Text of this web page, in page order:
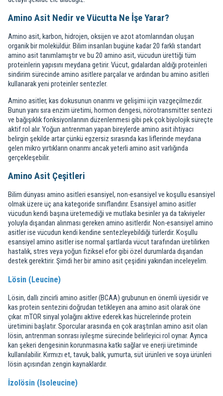
Amino Asit Nedir ve Vücutta Ne İşe Yarar?
Amino asit, karbon, hidrojen, oksijen ve azot atomlarından oluşan
organik bir moleküldür. Bilim insanları bugüne kadar 20 farklı standart
amino asit tanımlamıştır ve bu 20 amino asit, vücudun ürettiği tüm
proteinlerin yapısını meydana getirir. Vücut, gıdalardan aldığı proteinleri
sindirim sürecinde amino asitlere parçalar ve ardından bu amino asitleri
kullanarak yeni proteinler sentezler.
Amino asitler, kas dokusunun onarımı ve gelişimi için vazgeçilmezdir.
Bunun yanı sıra enzim üretimi, hormon dengesi, nörotransmitter sentezi
ve bağışıklık fonksiyonlarının düzenlenmesi gibi pek çok biyolojik süreçte
aktif rol alır. Yoğun antrenman yapan bireylerde amino asit ihtiyacı
belirgin şekilde artar çünkü egzersiz sırasında kas liflerinde meydana
gelen mikro yırtıkların onarımı ancak yeterli amino asit varlığında
gerçekleşebilir.
Amino Asit Çeşitleri
Bilim dünyası amino asitleri esansiyel, non-esansiyel ve koşullu esansiyel
olmak üzere üç ana kategoride sınıflandırır. Esansiyel amino asitler
vücudun kendi başına üretemediği ve mutlaka besinler ya da takviyeler
yoluyla dışarıdan alınması gereken amino asitlerdir. Non-esansiyel amino
asitler ise vücudun kendi kendine sentezleyebildiği türlerdir. Koşullu
esansiyel amino asitler ise normal şartlarda vücut tarafından üretilirken
hastalık, stres veya yoğun fiziksel efor gibi özel durumlarda dışarıdan
destek gerektirir. Şimdi her bir amino asit çeşidini yakından inceleyelim.
Lösin (Leucine)
Lösin, dallı zincirli amino asitler (BCAA) grubunun en önemli üyesidir ve
kas protein sentezini doğrudan tetikleyen ana amino asit olarak öne
çıkar. mTOR sinyal yolağını aktive ederek kas hücrelerinde protein
üretimini başlatır. Sporcular arasında en çok araştırılan amino asit olan
lösin, antrenman sonrası iyileşme sürecinde belirleyici rol oynar. Ayrıca
kan şekeri dengesinin korunmasına katkı sağlar ve enerji üretiminde
kullanılabilir. Kırmızı et, tavuk, balık, yumurta, süt ürünleri ve soya ürünleri
lösin açısından zengin kaynaklardır.
İzolösin (Isoleucine)